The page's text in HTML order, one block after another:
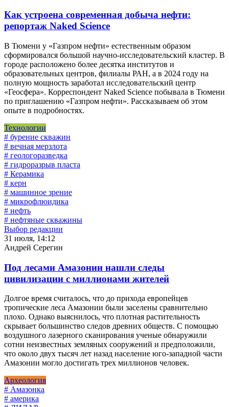
Как устроена современная добыча нефти:
репортаж Naked Science
В Тюмени у «Газпром нефти» естественным образом
сформировался большой научно-исследовательский кластер. В
городе расположено более десятка институтов и
образовательных центров, филиалы РАН, а в 2024 году на
полную мощность заработал исследовательский центр
«Геосфера». Корреспондент Naked Science побывала в Тюмени
по приглашению «Газпром нефти». Рассказываем об этом
опыте в подробностях.
Технологии
# бурение скважин
# вечная мерзлота
# геологоразведка
# гидроразрыв пласта
# Керамика
# керн
# машинное зрение
# микрофлюидика
# нефть
# нефтяные скважины
Выбор редакции
31 июля, 14:12
Андрей Серегин
Под лесами Амазонии нашли следы
цивилизации с миллионами жителей
Долгое время считалось, что до прихода европейцев
тропические леса Амазонии были заселены сравнительно
плохо. Однако выяснилось, что плотная растительность
скрывает большинство следов древних обществ. С помощью
воздушного лазерного сканирования ученые обнаружили
сотни неизвестных земляных сооружений и предположили,
что около двух тысяч лет назад население юго-западной части
Амазонии могло достигать трех миллионов человек.
Археология
# Амазонка
# америка